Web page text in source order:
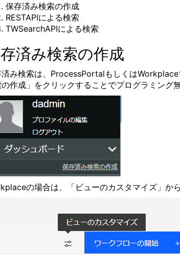
保存済み検索の作成
RESTAPIによる検索
TWSearchAPIによる検索
済み検索の作成
み検索は、ProcessPortalもしくは
作成」をクリックすることでプログラミング
の場合は、「ビューのカスタマイズ」か